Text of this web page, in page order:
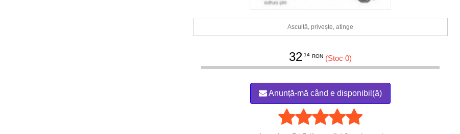
Ascultă, privește, atinge
32 .14 RON (Stoc 0)
Anunță-mă când e disponibil(ă)